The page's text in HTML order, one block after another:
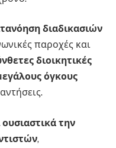
διαδικασιών
παροχές και
διοικητικές
όγκους
ουσιαστικά την
,